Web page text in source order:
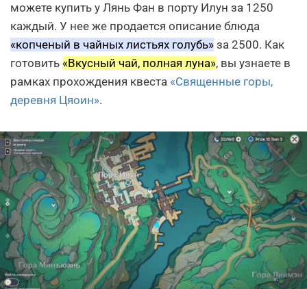
можете купить у Лянь Фан в порту Илун за 1250
каждый. У нее же продается описание блюда
«копченый в чайных листьях голубь» за 2500. Как
готовить «Вкусный чай, полная луна», вы узнаете в
рамках прохождения квеста «Священные горы,
деревня Цяоин».